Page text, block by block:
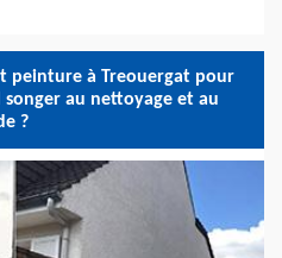
peinture à Treouergat pour
au nettoyage et au
?